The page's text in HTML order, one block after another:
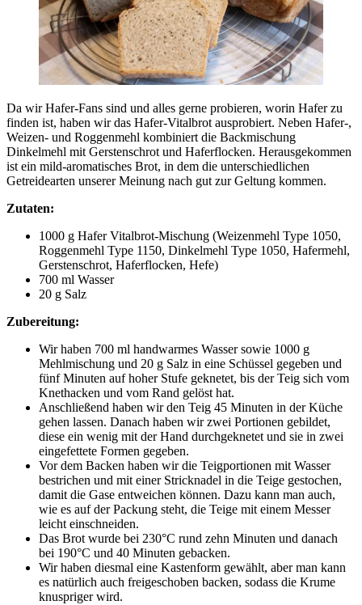
Da wir Hafer-Fans sind und alles gerne probieren, worin Hafer zu
finden ist, haben wir das Hafer-Vitalbrot ausprobiert. Neben Hafer-,
Weizen- und Roggenmehl kombiniert die Backmischung
Dinkelmehl mit Gerstenschrot und Haferflocken. Herausgekommen
ist ein mild-aromatisches Brot, in dem die unterschiedlichen
Getreidearten unserer Meinung nach gut zur Geltung kommen.
Zutaten:
1000 g Hafer Vitalbrot-Mischung (Weizenmehl Type 1050,
Roggenmehl Type 1150, Dinkelmehl Type 1050, Hafermehl,
Gerstenschrot, Haferflocken, Hefe)
700 ml Wasser
20 g Salz
Zubereitung:
Wir haben 700 ml handwarmes Wasser sowie 1000 g
Mehlmischung und 20 g Salz in eine Schüssel gegeben und
fünf Minuten auf hoher Stufe geknetet, bis der Teig sich vom
Knethacken und vom Rand gelöst hat.
Anschließend haben wir den Teig 45 Minuten in der Küche
gehen lassen. Danach haben wir zwei Portionen gebildet,
diese ein wenig mit der Hand durchgeknetet und sie in zwei
eingefettete Formen gegeben.
Vor dem Backen haben wir die Teigportionen mit Wasser
bestrichen und mit einer Stricknadel in die Teige gestochen,
damit die Gase entweichen können. Dazu kann man auch,
wie es auf der Packung steht, die Teige mit einem Messer
leicht einschneiden.
Das Brot wurde bei 230°C rund zehn Minuten und danach
bei 190°C und 40 Minuten gebacken.
Wir haben diesmal eine Kastenform gewählt, aber man kann
es natürlich auch freigeschoben backen, sodass die Krume
knuspriger wird.